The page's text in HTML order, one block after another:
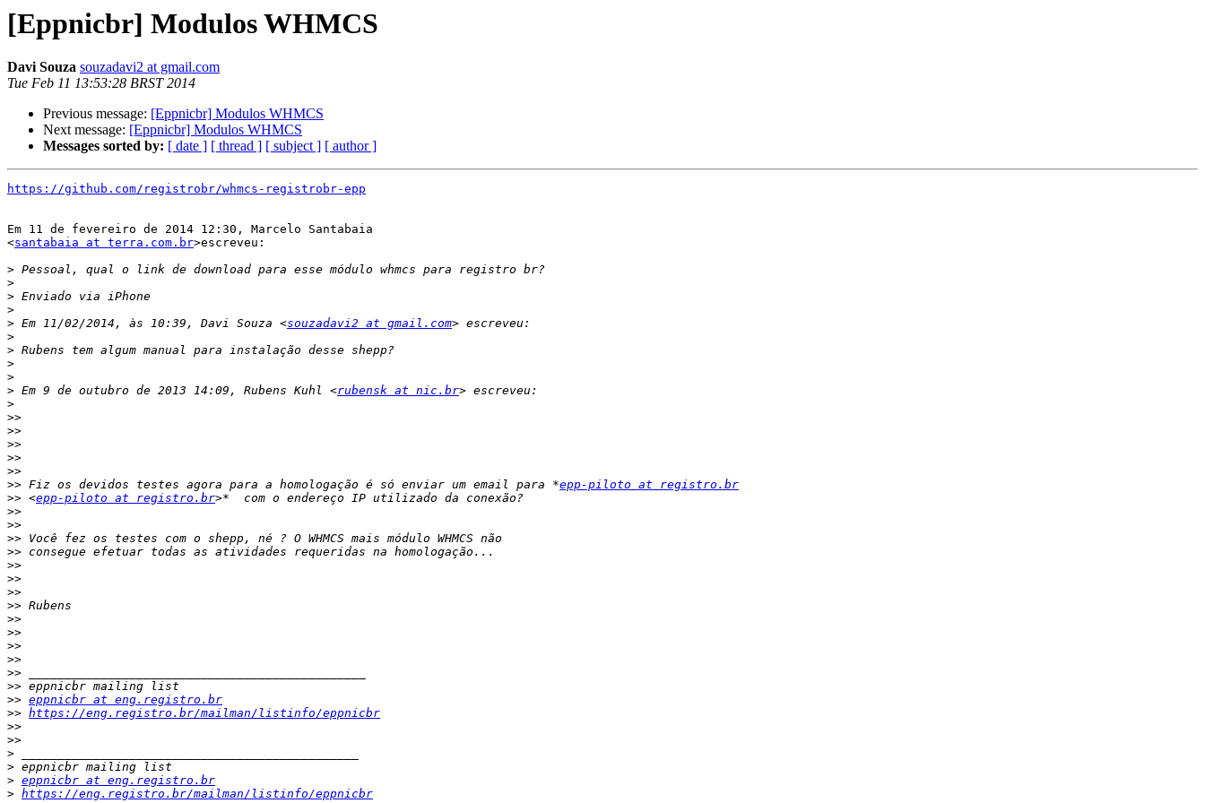
[Eppnicbr] Modulos WHMCS
Davi Souza souzadavi2 at gmail.com
Tue Feb 11 13:53:28 BRST 2014
Previous message: [Eppnicbr] Modulos WHMCS
Next message: [Eppnicbr] Modulos WHMCS
Messages sorted by: [ date ] [ thread ] [ subject ] [ author ]
https://github.com/registrobr/whmcs-registrobr-epp
Em 11 de fevereiro de 2014 12:30, Marcelo Santabaia
<santabaia at terra.com.br>escreveu:
>
>
>
>
> Em 11/02/2014, às 10:39, Davi Souza <souzadavi2 at gmail.com
>
>
>
>
> Em 9 de outubro de 2013 14:09, Rubens Kuhl <rubensk at nic.br
>
>>
>>
>>
>>
>>
>> Fiz os devidos testes agora para a homologação é só enviar um email para *epp-piloto at registro.br
>> <epp-piloto at registro.br
>>
>>
>>
>>
>>
>>
>>
>>
>>
>>
>>
>>
>>
>>
>> eppnicbr at eng.registro.br
>> https://eng.registro.br/mailman/listinfo/eppnicbr
>>
>>
>
>
> eppnicbr at eng.registro.br
> https://eng.registro.br/mailman/listinfo/eppnicbr